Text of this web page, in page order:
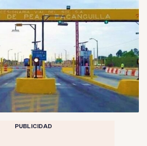
PUBLICIDAD